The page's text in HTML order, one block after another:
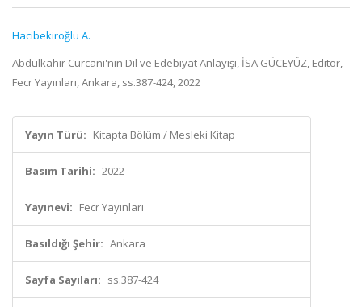
Hacibekiroğlu A.
Abdülkahir Cürcani'nin Dil ve Edebiyat Anlayışı, İSA GÜCEYÜZ, Editör,
Fecr Yayınları, Ankara, ss.387-424, 2022
Yayın Türü: Kitapta Bölüm / Mesleki Kitap
Basım Tarihi: 2022
Yayınevi: Fecr Yayınları
Basıldığı Şehir: Ankara
Sayfa Sayıları: ss.387-424